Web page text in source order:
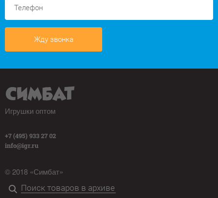
Жду звонка
Игрушки оптом
+7 (495) 933 27 02
info@igr.ru
© 2018 «Симбат»